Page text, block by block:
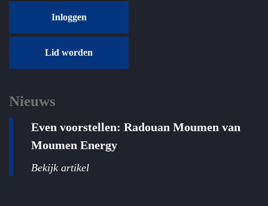
Inloggen
Lid worden
Nieuws
Even voorstellen: Radouan Moumen van
Moumen Energy
Bekijk artikel